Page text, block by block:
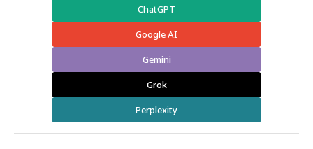
ChatGPT
Google AI
Gemini
Grok
Perplexity